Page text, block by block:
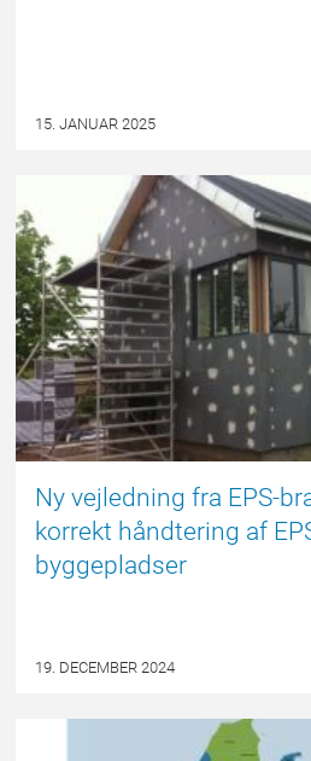
15. JANUAR 2025
Ny vejledning fra EPS-
korrekt håndtering af
byggepladser
19. DECEMBER 2024